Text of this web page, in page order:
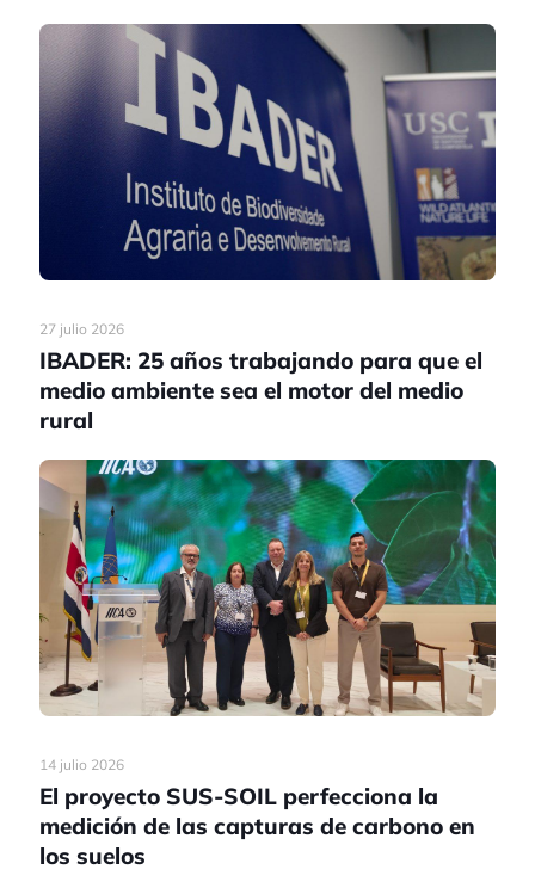
27 julio 2026
IBADER: 25 años trabajando para que el
medio ambiente sea el motor del medio
rural
14 julio 2026
El proyecto SUS-SOIL perfecciona la
medición de las capturas de carbono en
los suelos